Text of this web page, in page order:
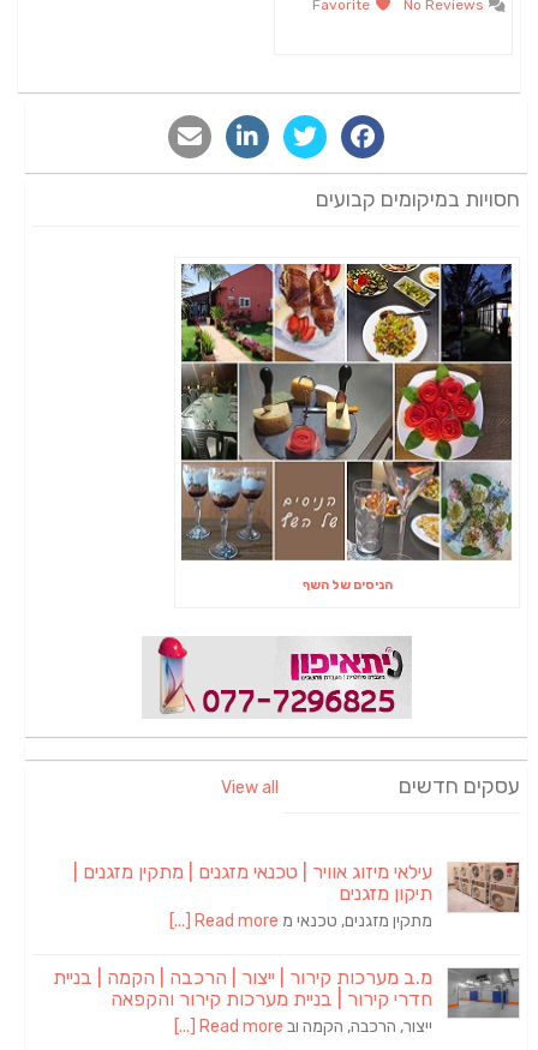
חסויות במיקומים קבועים
הניסים של השף
עסקים חדשים View all
עילאי מיזוג אוויר | טכנאי מזגנים | מתקין מזגנים |
תיקון מזגנים
מתקין מזגנים, טכנאי מ Read more [...]
מ.ב מערכות קירור | ייצור | הרכבה | הקמה | בניית
חדרי קירור | בניית מערכות קירור והקפאה
ייצור, הרכבה, הקמה וב Read more [...]